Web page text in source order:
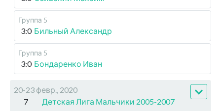
Группа 5
3:0 Бильный Александр
Группа 5
3:0 Бондаренко Иван
20-23 февр., 2020
7
Детская Лига Мальчики 2005-2007